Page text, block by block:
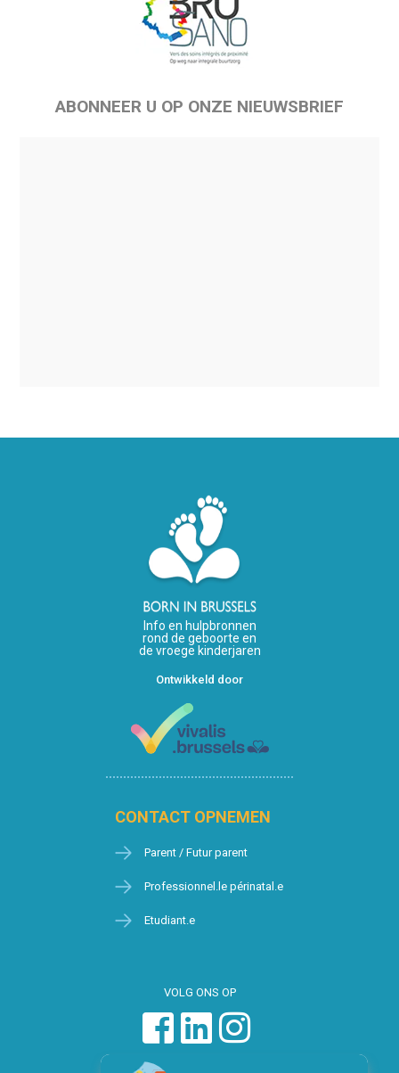
ABONNEER U OP ONZE NIEUWSBRIEF
Info en hulpbronnen
rond de geboorte en
de vroege kinderjaren
Ontwikkeld door
CONTACT OPNEMEN
Parent / Futur parent
Professionnel.le périnatal.e
Etudiant.e
VOLG ONS OP